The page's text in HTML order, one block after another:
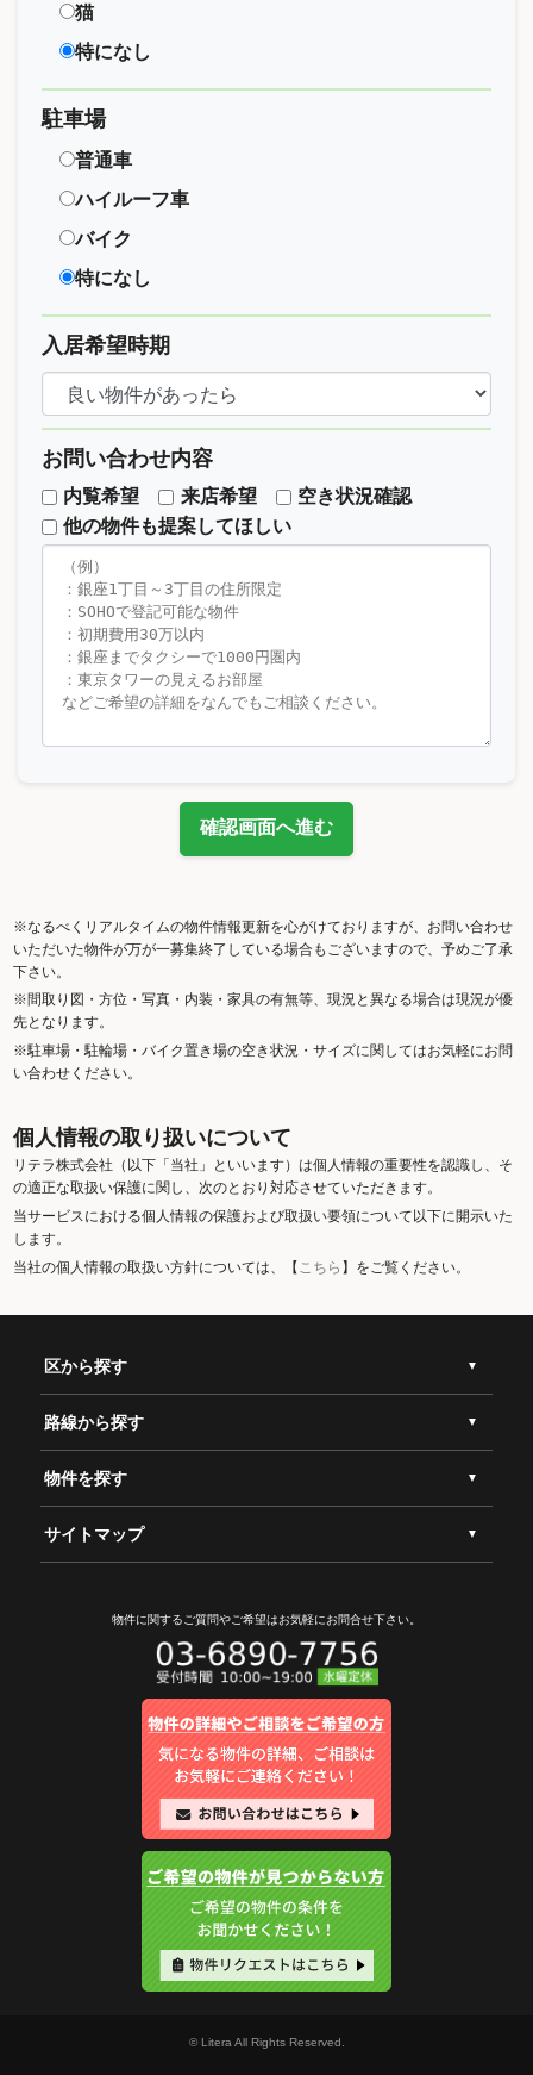
猫
特になし
駐車場
普通車
ハイルーフ車
バイク
特になし
入居希望時期
お問い合わせ内容
内覧希望 来店希望
空き状況確認
他の物件も提案してほしい
確認画面へ進む
※なるべくリアルタイムの物件情報更新を心がけておりますが、お問い合わせ
いただいた物件が万が一募集終了している場合もございますので、予めご了承
下さい。
※間取り図・方位・写真・内装・家具の有無等、現況と異なる場合は現況が優
先となります。
※駐車場・駐輪場・バイク置き場の空き状況・サイズに関してはお気軽にお問
い合わせください。
個人情報の取り扱いについて
リテラ株式会社（以下「当社」といいます）は個人情報の重要性を認識し、そ
の適正な取扱い保護に関し、次のとおり対応させていただきます。
当サービスにおける個人情報の保護および取扱い要領について以下に開示いた
します。
当社の個人情報の取扱い方針については、【こちら 】をご覧ください。
区から探す
路線から探す
物件を探す
サイトマップ
物件に関するご質問やご希望はお気軽にお問合せ下さい。
© Litera All Rights Reserved.